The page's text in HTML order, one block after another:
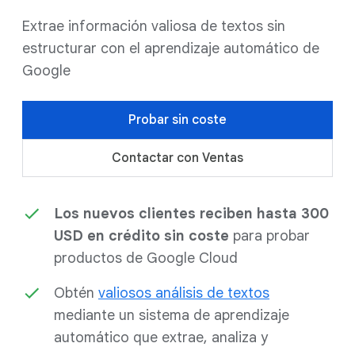
Extrae información valiosa de textos sin
estructurar con el aprendizaje automático de
Google
Probar sin coste
Contactar con Ventas
Los nuevos clientes reciben hasta 300
USD en crédito sin coste para probar
productos de Google Cloud
Obtén valiosos análisis de textos
mediante un sistema de aprendizaje
automático que extrae, analiza y